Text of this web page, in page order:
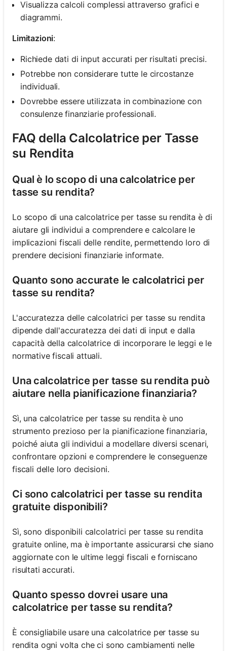
Visualizza calcoli complessi attraverso grafici e
diagrammi.
Limitazioni:
Richiede dati di input accurati per risultati precisi.
Potrebbe non considerare tutte le circostanze
individuali.
Dovrebbe essere utilizzata in combinazione con
consulenze finanziarie professionali.
FAQ della Calcolatrice per Tasse
su Rendita
Qual è lo scopo di una calcolatrice per
tasse su rendita?
Lo scopo di una calcolatrice per tasse su rendita è di
aiutare gli individui a comprendere e calcolare le
implicazioni fiscali delle rendite, permettendo loro di
prendere decisioni finanziarie informate.
Quanto sono accurate le calcolatrici per
tasse su rendita?
L'accuratezza delle calcolatrici per tasse su rendita
dipende dall'accuratezza dei dati di input e dalla
capacità della calcolatrice di incorporare le leggi e le
normative fiscali attuali.
Una calcolatrice per tasse su rendita può
aiutare nella pianificazione finanziaria?
Sì, una calcolatrice per tasse su rendita è uno
strumento prezioso per la pianificazione finanziaria,
poiché aiuta gli individui a modellare diversi scenari,
confrontare opzioni e comprendere le conseguenze
fiscali delle loro decisioni.
Ci sono calcolatrici per tasse su rendita
gratuite disponibili?
Sì, sono disponibili calcolatrici per tasse su rendita
gratuite online, ma è importante assicurarsi che siano
aggiornate con le ultime leggi fiscali e forniscano
risultati accurati.
Quanto spesso dovrei usare una
calcolatrice per tasse su rendita?
È consigliabile usare una calcolatrice per tasse su
rendita ogni volta che ci sono cambiamenti nelle